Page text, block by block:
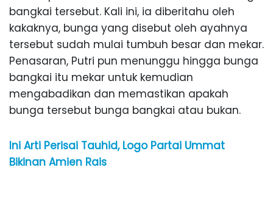
bangkai tersebut. Kali ini, ia diberitahu oleh
kakaknya, bunga yang disebut oleh ayahnya
tersebut sudah mulai tumbuh besar dan mekar.
Penasaran, Putri pun menunggu hingga bunga
bangkai itu mekar untuk kemudian
mengabadikan dan memastikan apakah
bunga tersebut bunga bangkai atau bukan.
Ini Arti Perisai Tauhid, Logo Partai Ummat
Bikinan Amien Rais